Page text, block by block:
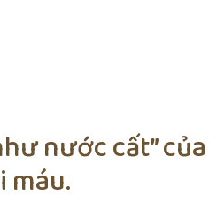
nước cất”
máu.